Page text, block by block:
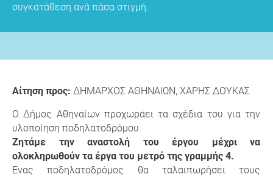
συγκατάθεση ανά πάσα στιγμή.
Αίτηση προς: ΔΗΜΑΡΧΟΣ ΑΘΗΝΑΙΩΝ, ΧΑΡΗΣ ΔΟΥΚΑΣ
Ο Δήμος Αθηναίων προχωράει τα σχέδια του για την
υλοποίηση ποδηλατοδρόμου.
Ζητάμε την αναστολή του έργου μέχρι να
ολοκληρωθούν τα έργα του μετρό της γραμμής 4.
Ένας ποδηλατοδρόμος θα ταλαιπωρήσει τους